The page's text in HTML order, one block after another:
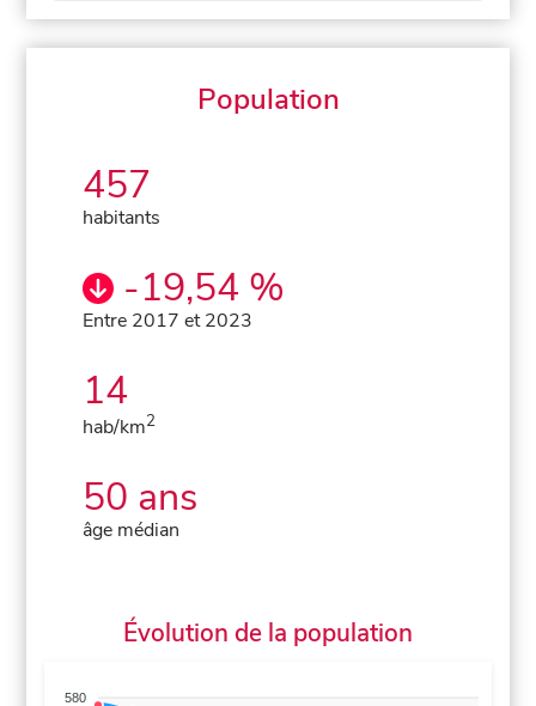
Population
457
habitants
-19,54 %
Entre 2017 et 2023
14
hab/km2
50 ans
âge médian
Évolution de la population
580